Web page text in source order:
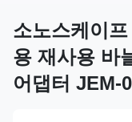
소노스케이
용 재사용 바
어댑터 JEM-